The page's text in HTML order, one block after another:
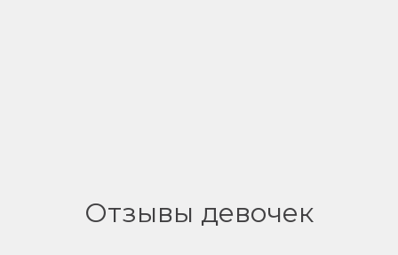
Отзывы девочек